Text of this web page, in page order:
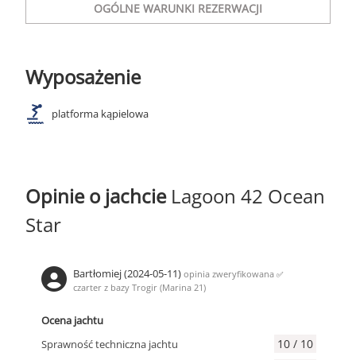
OGÓLNE WARUNKI REZERWACJI
Wyposażenie
platforma kąpielowa
Opinie o jachcie Lagoon 42 Ocean
Star
Bartłomiej (2024-05-11) opinia zweryfikowana ✅
czarter z bazy Trogir (Marina 21)
Ocena jachtu
Sprawność techniczna jachtu
10 / 10